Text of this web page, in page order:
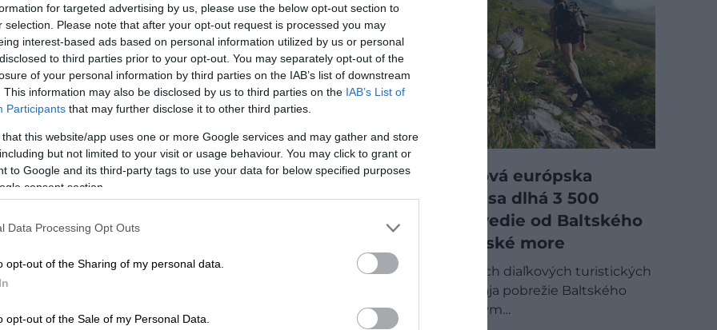
for targeted advertising by us, please use the below opt-out section to
selection. Please note that after your opt-out request is processed you may
interest-based ads based on personal information utilized by us or personal
to third parties prior to your opt-out. You may separately opt-out of the
of your personal information by third parties on the IAB’s list of downstream
This information may also be disclosed by us to third parties on the IAB’s List of
Participants that may further disclose it to other third parties.
that this website/app uses one or more Google services and may gather and store
but not limited to your visit or usage behaviour. You may click to grant or
to Google and its third-party tags to use your data for below specified purposes
consent section.
Data Processing Opt Outs
opt-out of the Sharing of my personal data.
opt-out of the Sale of my Personal Data.
Riziko reálne stúpa od2 500 ma postihuje 20–
000 m. Genetika rozhoduje viac než kondícia —
Kilimandžárobez problému.
Wolf Trail, nová európska
turistická trasa dlhá 3 500
kilometrov, vedie od Baltského
až po Jadranské more
Jedna z najnovších diaľkových turistických
trás v Európe spája pobrežie Baltského
mora s Jadranským…